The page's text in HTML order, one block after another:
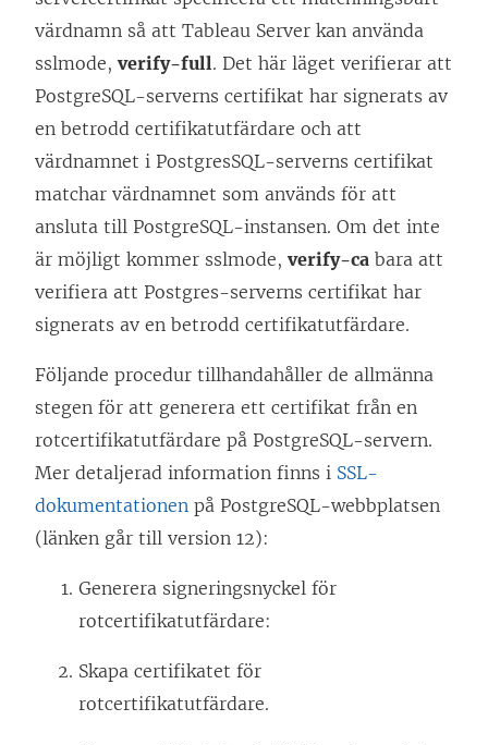
värdnamn så att Tableau Server kan använda
sslmode,verify-full. Det här läget verifierar att
PostgreSQL-serverns certifikat har signerats av
en betrodd certifikatutfärdare och att
värdnamnet i PostgresSQL-serverns certifikat
matchar värdnamnet som används för att
ansluta till PostgreSQL-instansen. Om det inte
är möjligt kommer sslmode,verify-ca bara att
verifiera att Postgres-serverns certifikat har
signerats av en betrodd certifikatutfärdare.
Följande procedur tillhandahåller de allmänna
stegen för att generera ett certifikat från en
rotcertifikatutfärdare på PostgreSQL-servern.
Mer detaljerad information finns i SSL-
dokumentationen på PostgreSQL-webbplatsen
(länken går till version 12):
Generera signeringsnyckel för
rotcertifikatutfärdare:
Skapa certifikatet för
rotcertifikatutfärdare.